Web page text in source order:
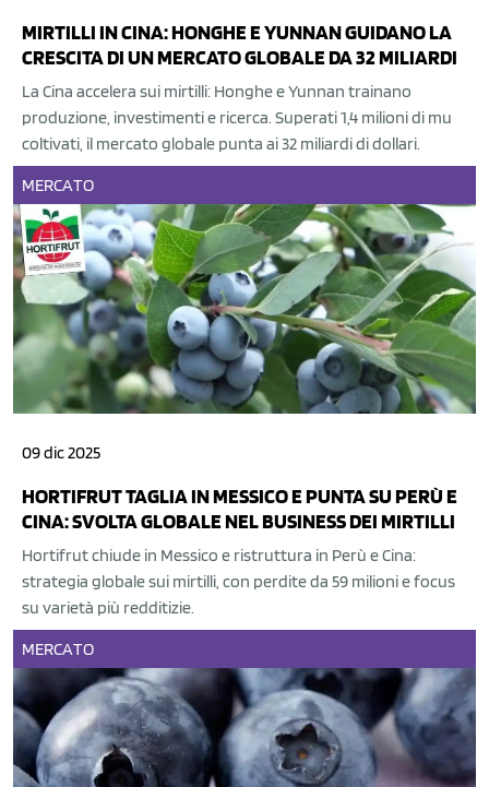
MIRTILLI IN CINA: HONGHE E YUNNAN GUIDANO LA
CRESCITA DI UN MERCATO GLOBALE DA 32 MILIARDI
La Cina accelera sui mirtilli: Honghe e Yunnan trainano
produzione, investimenti e ricerca. Superati 1,4 milioni di mu
coltivati, il mercato globale punta ai 32 miliardi di dollari.
MERCATO
09 dic 2025
HORTIFRUT TAGLIA IN MESSICO E PUNTA SU PERÙ E
CINA: SVOLTA GLOBALE NEL BUSINESS DEI MIRTILLI
Hortifrut chiude in Messico e ristruttura in Perù e Cina:
strategia globale sui mirtilli, con perdite da 59 milioni e focus
su varietà più redditizie.
MERCATO